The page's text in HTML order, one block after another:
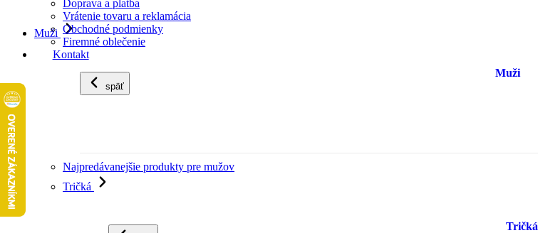
Doprava a platba
Vrátenie tovaru a reklamácia
Obchodné podmienky
Firemné oblečenie
Kontakt
Muži
späť
Muži
Najpredávanejšie produkty pre mužov
Tričká
Tričká